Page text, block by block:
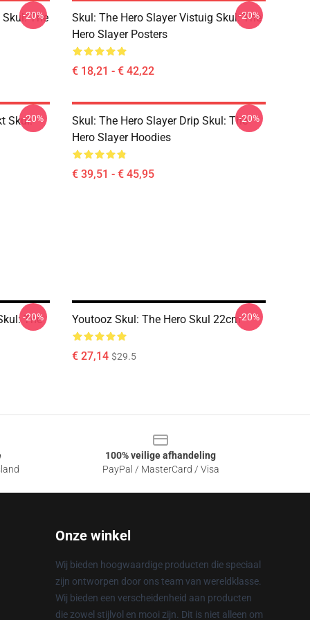
The
-20%
Skul: The Hero Slayer Vistuig Skul: The
Hero Slayer Posters
€ 18,21 - € 42,22
-20%
Skul:-20%
Skul: The Hero Slayer Drip Skul: The
Hero Slayer Hoodies
€ 39,51 - € 45,95
-20%
The
-20% Youtooz Skul: The Hero Skul 22cm
€ 27,14 $29.5
-20%
100% veilige afhandeling
PayPal / MasterCard / Visa
Onze winkel
Wij bieden hoogwaardige producten die speciaal
zijn ontworpen door ons team van wereldklasse.
Wij bieden een verscheidenheid aan producten
die zowel stijlvol en mooi zijn. Dit is niet alleen om